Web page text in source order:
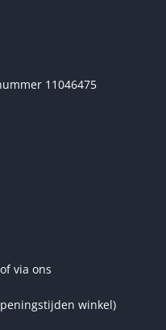
11046475
via ons
winkel)